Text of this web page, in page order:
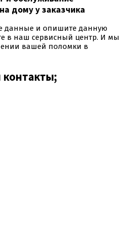
дому у заказчика
данные и опишите данную
в наш сервисный центр. И мы
вашей поломки в